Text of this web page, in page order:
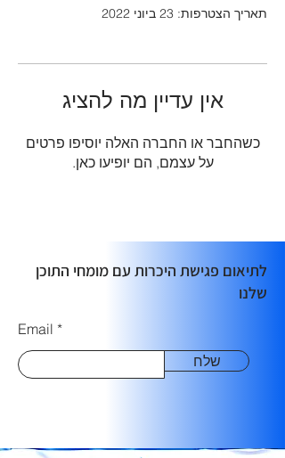
תאריך הצטרפות: 23 ביוני 2022
אין עדיין מה להציג
כשהחבר או החברה האלה יוסיפו פרטים
על עצמם, הם יופיעו כאן.
לתיאום פגישת היכרות עם מומחי התוכן
שלנו
Email
שלח